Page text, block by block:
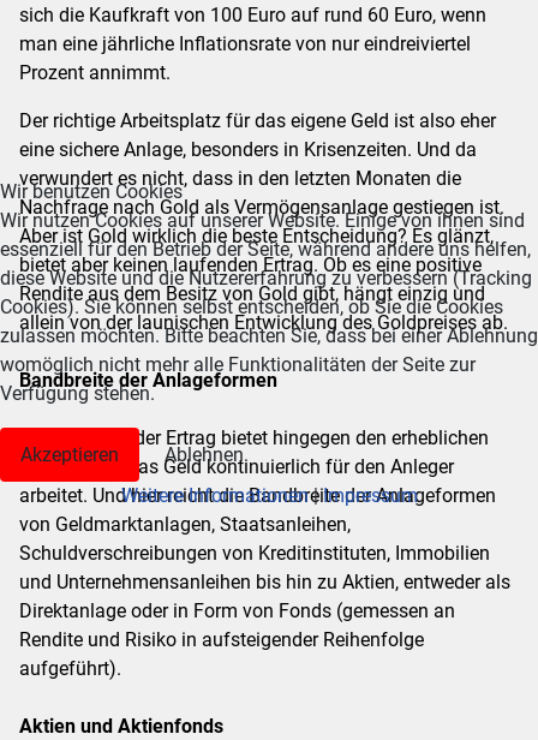
sich die Kaufkraft von 100 Euro auf rund 60 Euro, wenn
man eine jährliche Inflationsrate von nur eindreiviertel
Prozent annimmt.
Der richtige Arbeitsplatz für das eigene Geld ist also eher
eine sichere Anlage, besonders in Krisenzeiten. Und da
verwundert es nicht, dass in den letzten Monaten die
Nachfrage nach Gold als Vermögensanlage gestiegen ist.
Aber ist Gold wirklich die beste Entscheidung? Es glänzt,
bietet aber keinen laufenden Ertrag. Ob es eine positive
Rendite aus dem Besitz von Gold gibt, hängt einzig und
allein von der launischen Entwicklung des Goldpreises ab.
Bandbreite der Anlageformen
Ein fortlaufender Ertrag bietet hingegen den erheblichen
Vorteil, dass das Geld kontinuierlich für den Anleger
arbeitet. Und hier reicht die Bandbreite der Anlageformen
von Geldmarktanlagen, Staatsanleihen,
Schuldverschreibungen von Kreditinstituten, Immobilien
und Unternehmensanleihen bis hin zu Aktien, entweder als
Direktanlage oder in Form von Fonds (gemessen an
Rendite und Risiko in aufsteigender Reihenfolge
aufgeführt).
Aktien und Aktienfonds
Wir benutzen Cookies
Wir nutzen Cookies auf unserer Website. Einige von ihnen sind
essenziell für den Betrieb der Seite, während andere uns helfen,
diese Website und die Nutzererfahrung zu verbessern (Tracking
Cookies). Sie können selbst entscheiden, ob Sie die Cookies
zulassen möchten. Bitte beachten Sie, dass bei einer Ablehnung
womöglich nicht mehr alle Funktionalitäten der Seite zur
Verfügung stehen.
Akzeptieren
Ablehnen
Weitere Informationen|Impressum